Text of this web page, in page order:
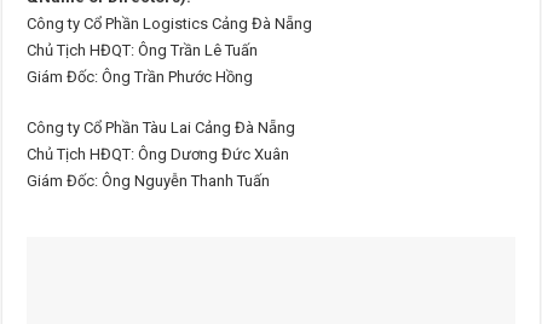
Công ty Cổ Phần Logistics Cảng Đà Nẵng
Chủ Tịch HĐQT: Ông Trần Lê Tuấn
Giám Đốc: Ông Trần Phước Hồng
Công ty Cổ Phần Tàu Lai Cảng Đà Nẵng
Chủ Tịch HĐQT: Ông Dương Đức Xuân
Giám Đốc: Ông Nguyễn Thanh Tuấn